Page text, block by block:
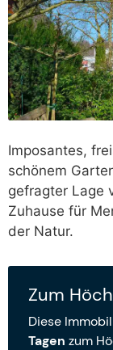
Imposantes,
schönem
gefragter Lage
Zuhause für
der Natur.
Zum
Diese
Tagen zum